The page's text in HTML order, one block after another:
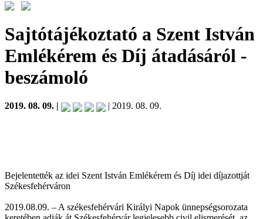
Sajtótájékoztató a Szent István
Emlékérem és Díj átadásáról -
beszámoló
2019. 08. 09. | | 2019. 08. 09.
Bejelentették az idei Szent István Emlékérem és Díj idei díjazottját
Székesfehérváron
2019.08.09. – A székesfehérvári Királyi Napok ünnepségsorozata